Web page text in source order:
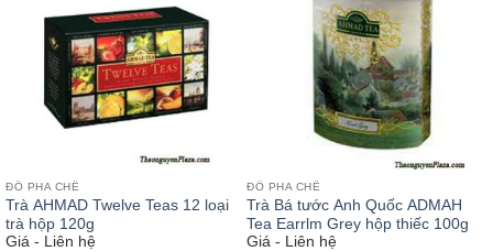
ĐỒ PHA CHẾ
Trà AHMAD Twelve Teas 12 loại
trà hộp 120g
Giá - Liên hệ
ĐỒ PHA CHẾ
Trà Bá tước Anh Quốc ADMAH
Tea Earrlm Grey hộp thiếc 100g
Giá - Liên hệ